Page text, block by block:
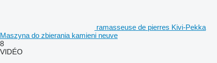
ramasseuse de pierres Kivi-Pekka
Maszyna do zbierania kamieni neuve
8
VIDÉO